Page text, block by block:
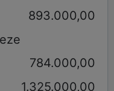
893.000,00
784.000,00
1.325.000,00